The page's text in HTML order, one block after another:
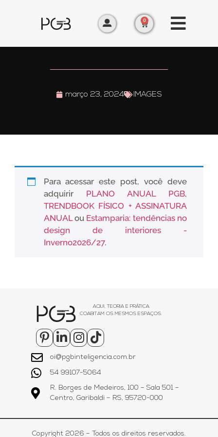
0
março 23, 2024 IMAGES
Para acessar este post, você deve
adquirir PLANO ANUAL PGB,
TRENDBOOK FÍSICO + ASSINATURA
ANUALou Estamparia: tendências no
design de interiores -
Inverno2026/27.
AQUI, TEORIA E PRÁTICA
COABITAM OS MESMOS ESPAÇOS.
oi@pgbinteligencia.com.br
54 99107-5064
R. Borges de Medeiros, 100 – Sala 501 –
Centro, Garibaldi – RS, 95720-000
Copyright 2026 – Todos os direitos reservados.